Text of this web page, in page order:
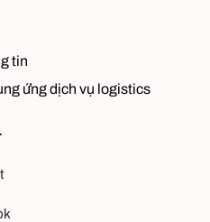
FV-20AL1
tin
ứng dịch vụ logistics